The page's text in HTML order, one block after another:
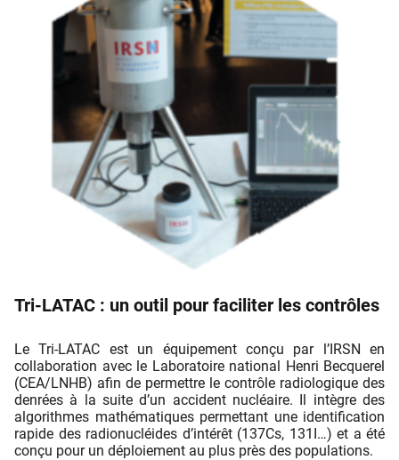
Tri-LATAC : un outil pour faciliter les contrôles
Le Tri-LATAC est un équipement conçu par l’IRSN en
collaboration avec le Laboratoire national Henri Becquerel
(CEA/LNHB) aﬁn de permettre le contrôle radiologique des
denrées à la suite d’un accident nucléaire. Il intègre des
algorithmes mathématiques permettant une identiﬁcation
rapide des radionucléides d’intérêt (137Cs, 131I…) et a été
conçu pour un déploiement au plus près des populations.